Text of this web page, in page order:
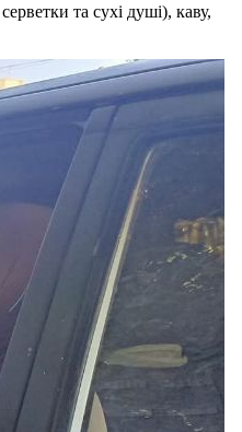
та сухі душі), каву,